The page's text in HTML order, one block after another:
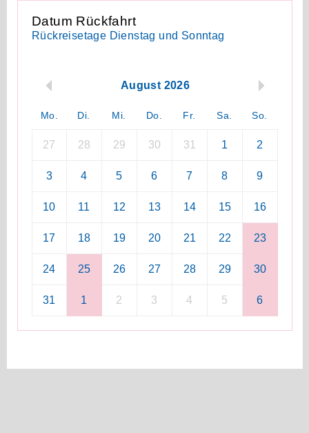
Datum Rückfahrt
Rückreisetage Dienstag und Sonntag
August 2026
Mo. Di. Mi. Do. Fr. Sa. So.
27 28 29 30 31 1 2
3 4 5 6 7 8 9
10 11 12 13 14 15 16
17 18 19 20 21 22 23
24 25 26 27 28 29 30
31 1 2 3 4 5 6